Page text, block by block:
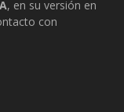
, en su versión en
con